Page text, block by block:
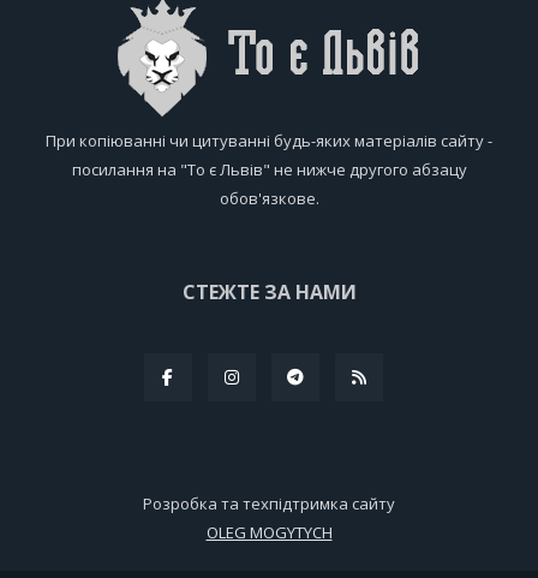
При копіюванні чи цитуванні будь-яких матеріалів сайту -
посилання на "То є Львів" не нижче другого абзацу
обов'язкове.
СТЕЖТЕ ЗА НАМИ
Розробка та техпідтримка сайту
OLEG MOGYTYCH